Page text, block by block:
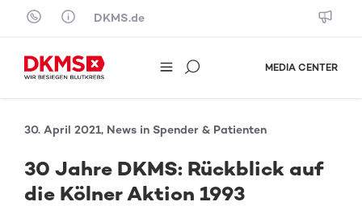
Skip to content
DKMS.de
MEDIA CENTER
30. April 2021, News in Spender & Patienten
30 Jahre DKMS: Rückblick auf
die Kölner Aktion 1993